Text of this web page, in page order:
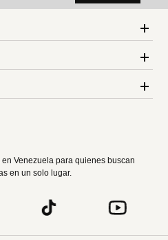
Venezuela para quienes buscan
en un solo lugar.